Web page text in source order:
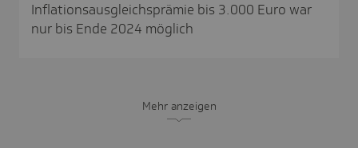
Inflationsausgleichsprämie bis 3.000 Euro war
nur bis Ende 2024 möglich
Mehr anzeigen